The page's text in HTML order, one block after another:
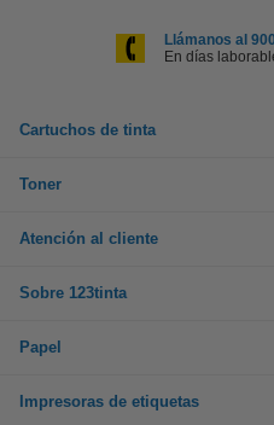
Llámanos al
En días
Cartuchos de tinta
Toner
Atención al cliente
Sobre 123tinta
Papel
Impresoras de etiquetas